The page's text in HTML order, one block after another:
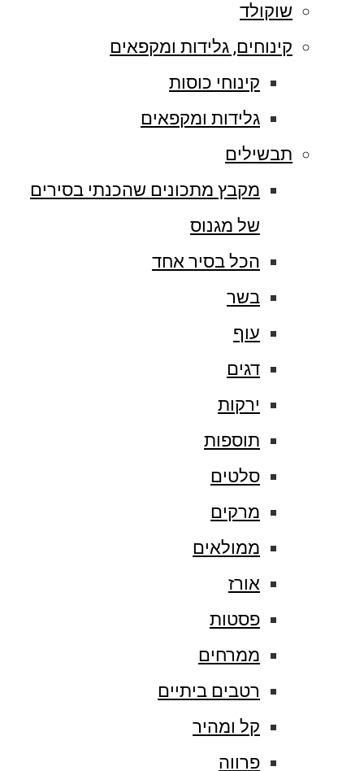
שוקולד
קינוחים, גלידות ומקפאים
קינוחי כוסות
גלידות ומקפאים
תבשילים
מקבץ מתכונים שהכנתי בסירים
של מגנוס
הכל בסיר אחד
בשר
עוף
דגים
ירקות
תוספות
סלטים
מרקים
ממולאים
אורז
פסטות
ממרחים
רטבים ביתיים
קל ומהיר
פרווה